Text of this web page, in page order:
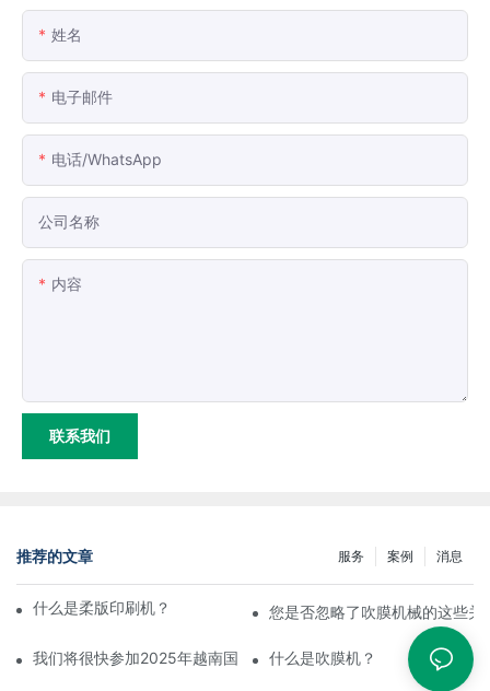
姓名
电子邮件
电话/WhatsApp
公司名称
内容
联系我们
推荐的文章 消息
案例
服务
什么是柔版印刷机？它的工作原理是什么？您是否忽略了吹膜机械的这些关
我们将很快参加2025年越南国际塑料橡胶工业展览会。
什么是吹膜机？